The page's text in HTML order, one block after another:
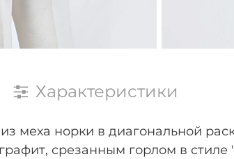
Характеристики
меха норки в диагональной
срезанным горлом в